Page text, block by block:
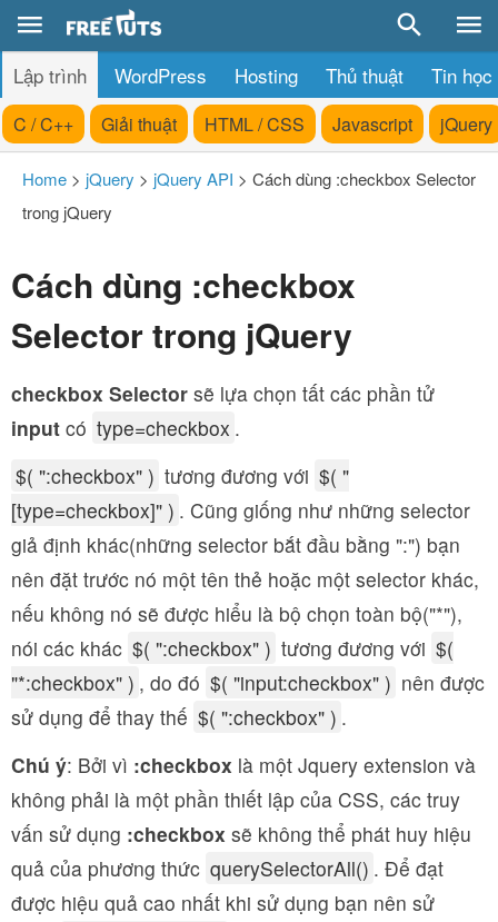
Lập trình WordPress Hosting Thủ thuật Tin học
C / C++ Giải thuật HTML / CSS Javascript jQuery
Home > jQuery > jQuery API > Cách dùng :checkbox Selector
trong jQuery
Cách dùng :checkbox
Selector trong jQuery
checkbox Selector sẽ lựa chọn tất các phần tử
input có type=checkbox .
$( ":checkbox" ) tương đương với $( "
[type=checkbox]" ) . Cũng giống như những selector
giả định khác(những selector bắt đầu bằng ":") bạn
nên đặt trước nó một tên thẻ hoặc một selector khác,
nếu không nó sẽ được hiểu là bộ chọn toàn bộ("*"),
nói các khác $( ":checkbox" ) tương đương với $(
"*:checkbox" ) , do đó $( "input:checkbox" ) nên được
sử dụng để thay thế $( ":checkbox" ) .
Chú ý: Bởi vì :checkbox là một Jquery extension và
không phải là một phần thiết lập của CSS, các truy
vấn sử dụng :checkbox sẽ không thể phát huy hiệu
quả của phương thức querySelectorAll() . Để đạt
được hiệu quả cao nhất khi sử dụng bạn nên sử